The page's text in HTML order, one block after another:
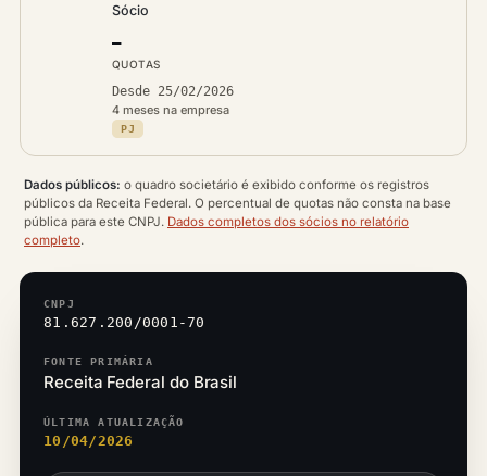
Sócio
—
QUOTAS
Desde 25/02/2026
4 meses na empresa
PJ
Dados públicos: o quadro societário é exibido conforme os registros
públicos da Receita Federal. O percentual de quotas não consta na base
pública para este CNPJ. Dados completos dos sócios no relatório
completo.
CNPJ
81.627.200/0001-70
FONTE PRIMÁRIA
Receita Federal do Brasil
ÚLTIMA ATUALIZAÇÃO
10/04/2026